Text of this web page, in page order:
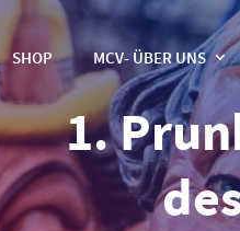
SHOP MCV- ÜBER UNS
1.